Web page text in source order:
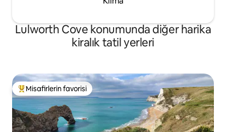
Lulworth Cove konumunda diğer harika
kiralık tatil yerleri
Misafirlerin favorilerinden en beğenilenler arasında
Misafirlerin favorisi